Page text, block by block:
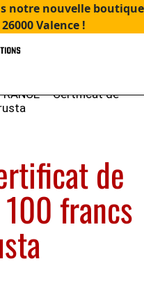
notre nouvelle boutique
Valence !
– Certificat de
de
francs